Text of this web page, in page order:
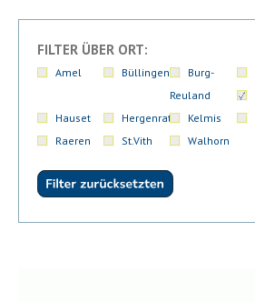
FILTER ÜBER ORT:
Amel Büllingen
Burg-
Reuland
Hauset
Hergenrath Kelmis
Raeren
St.Vith Walhorn